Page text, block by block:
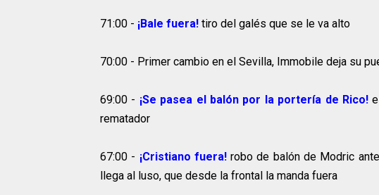
71:00 - ¡Bale fuera! tiro del galés que se le va alto
70:00 - Primer cambio en el Sevilla, Immobile deja su
69:00 - ¡Se pasea el balón por la portería de Rico!
rematador
67:00 - ¡Cristiano fuera!robo de balón de Modric
llega al luso, que desde la frontal la manda fuera